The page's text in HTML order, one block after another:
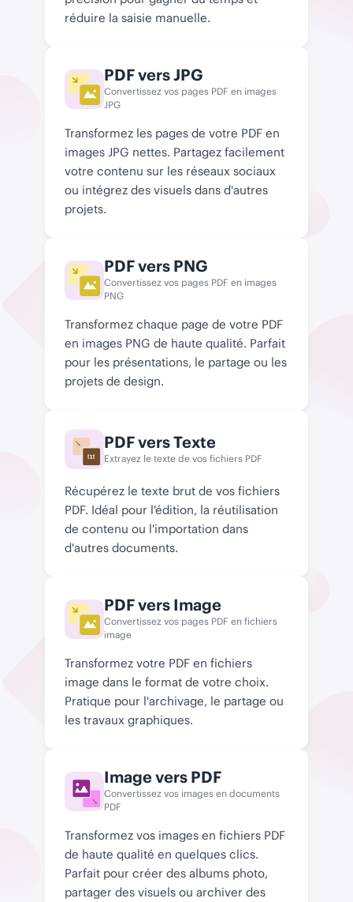
réduire la saisie manuelle.
PDF vers JPG
Convertissez vos pages PDF en images
JPG
Transformez les pages de votre PDF en
images JPG nettes. Partagez facilement
votre contenu sur les réseaux sociaux
ou intégrez des visuels dans d'autres
projets.
PDF vers PNG
Convertissez vos pages PDF en images
PNG
Transformez chaque page de votre PDF
en images PNG de haute qualité. Parfait
pour les présentations, le partage ou les
projets de design.
txt
PDF vers Texte
Extrayez le texte de vos fichiers PDF
Récupérez le texte brut de vos fichiers
PDF. Idéal pour l'édition, la réutilisation
de contenu ou l'importation dans
d'autres documents.
PDF vers Image
Convertissez vos pages PDF en fichiers
image
Transformez votre PDF en fichiers
image dans le format de votre choix.
Pratique pour l'archivage, le partage ou
les travaux graphiques.
JPG | PNG
Image vers PDF
Convertissez vos images en documents
PDF
Transformez vos images en fichiers PDF
de haute qualité en quelques clics.
Parfait pour créer des albums photo,
partager des visuels ou archiver des